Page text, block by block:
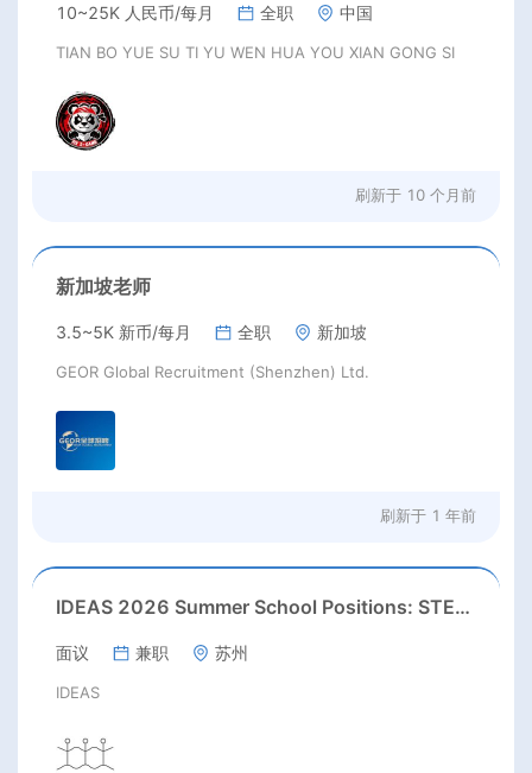
10~25K 人民币/每月 全职 中国
TIAN BO YUE SU TI YU WEN HUA YOU XIAN GONG SI
刷新于 10 个月前
新加坡老师
3.5~5K 新币/每月 全职 新加坡
GEOR Global Recruitment (Shenzhen) Ltd.
刷新于 1 年前
IDEAS 2026 Summer School Positions: STEAM / Art & Design / English Teacher
面议 兼职 苏州
IDEAS